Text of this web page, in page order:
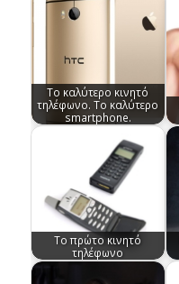
Το καλύτερο κινητό
τηλέφωνο. Το καλύτερο
smartphone.
Το πρώτο κινητό
τηλέφωνο